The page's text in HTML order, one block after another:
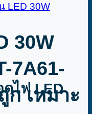
ไฟ LED
LED 30W
30W
7A61-
ก เหมาะ